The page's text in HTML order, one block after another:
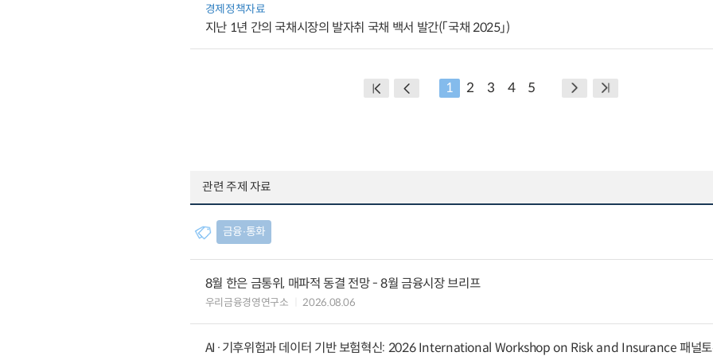
경제정책자료
지난 1년 간의 국채시장의 발자취 국채 백서 발간(「국채 2025」)
1 2 3 4 5
관련 주제 자료
금융∙통화
8월 한은 금통위, 매파적 동결 전망 - 8월 금융시장 브리프
우리금융경영연구소 2026.08.06
AI·기후위험과 데이터 기반 보험혁신: 2026 International Workshop on Risk and Insurance 패널토